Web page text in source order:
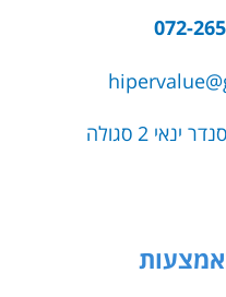
072-
2 סגולה